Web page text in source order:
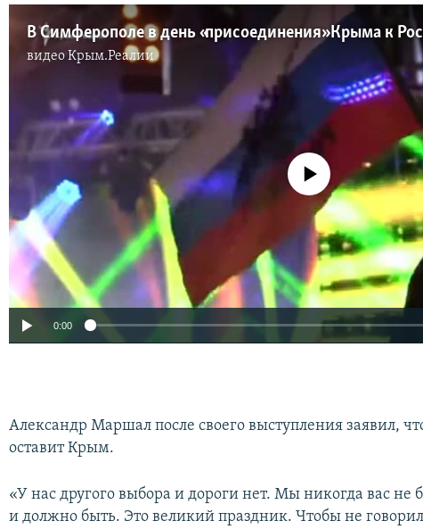
видеоКрым.Реалии
No media source currently
0:00
Александр Маршал после своего выступления заявил,
оставит Крым.
«У нас другого выбора и дороги нет. Мы никогда вас не
и должно быть. Это великий праздник. Чтобы не